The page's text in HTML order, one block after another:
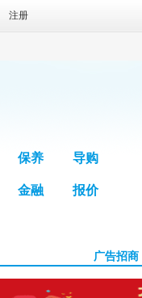
注册
保养 导购
金融 报价
广告招商